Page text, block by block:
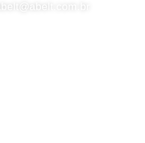
abelt@abelt.com.br